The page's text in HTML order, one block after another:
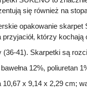
się również na
opakowanie skarpet
przyjaciół, którzy
(36-41). Skarpetki są
12%, poliuretan
10,67 x 9,14 x 2,29 cm;